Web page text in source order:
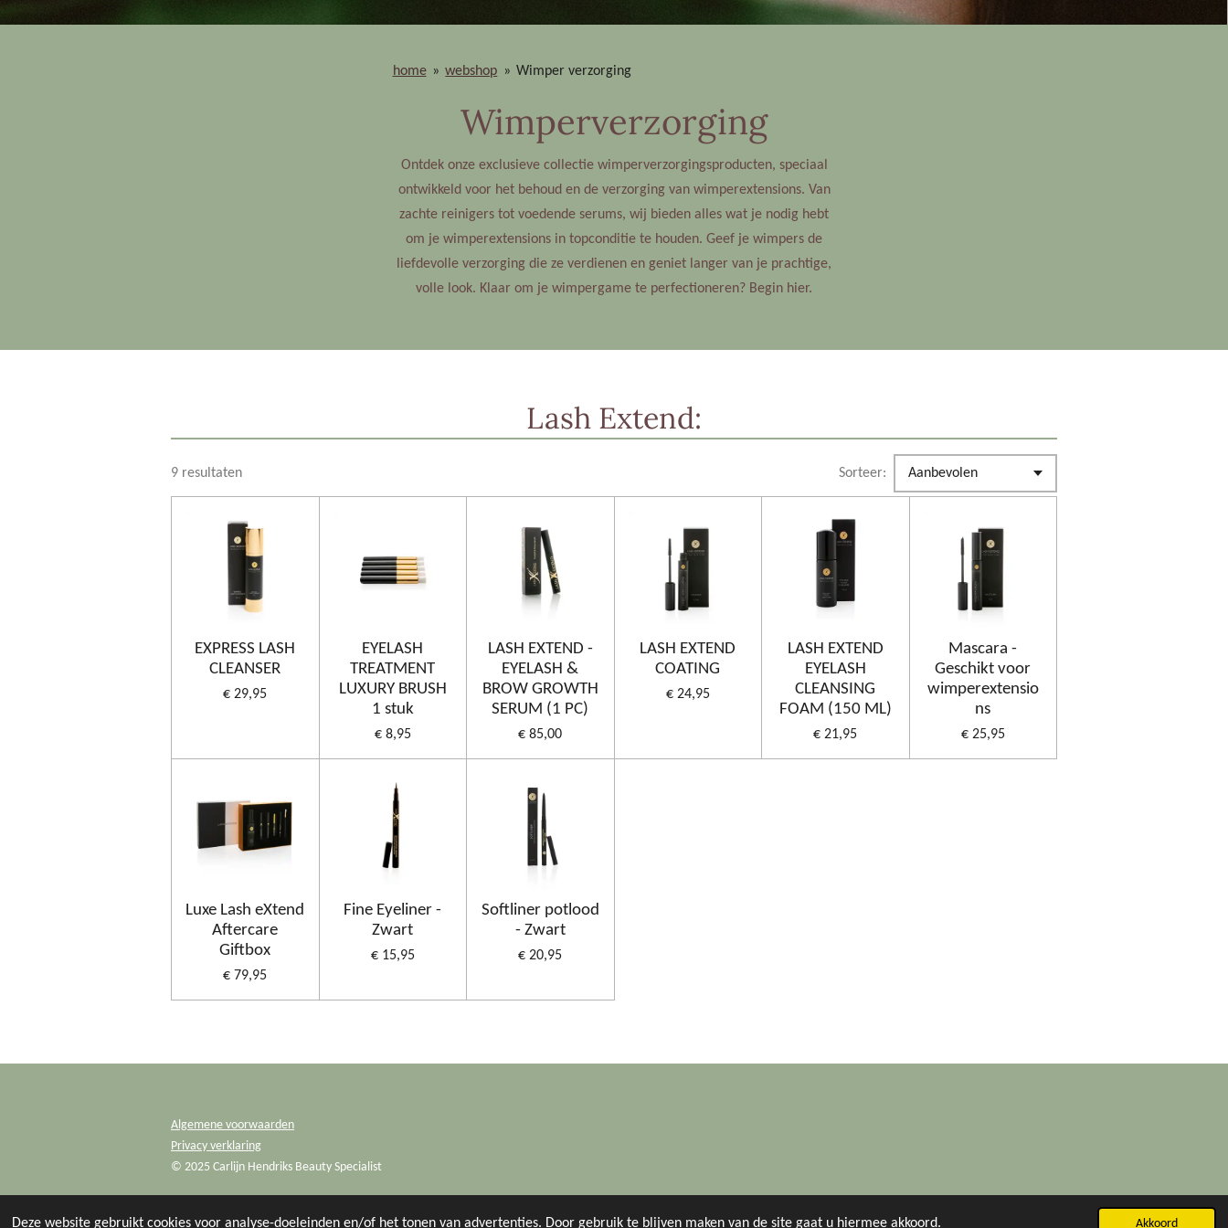
Deze website gebruikt cookies voor analyse-doeleinden en/of het tonen van advertenties. Door gebruik te blijven maken van de site gaat u hiermee akkoord. Akkoord
home » webshop » Wimper verzorging
Wimperverzorging
Ontdek onze exclusieve collectie wimperverzorgingsproducten, speciaal
ontwikkeld voor het behoud en de verzorging van wimperextensions. Van
zachte reinigers tot voedende serums, wij bieden alles wat je nodig hebt
om je wimperextensions in topconditie te houden. Geef je wimpers de
liefdevolle verzorging die ze verdienen en geniet langer van je prachtige,
volle look. Klaar om je wimpergame te perfectioneren? Begin hier.
Lash Extend:
9 resultaten Sorteer:
EXPRESS LASH
CLEANSER
€ 29,95
EYELASH
TREATMENT
LUXURY BRUSH
1 stuk
€ 8,95
LASH EXTEND -
EYELASH &
BROW GROWTH
SERUM (1 PC)
€ 85,00
LASH EXTEND
COATING
€ 24,95
LASH EXTEND
EYELASH
CLEANSING
FOAM (150 ML)
€ 21,95
Mascara -
Geschikt voor
wimperextensio
ns
€ 25,95
Luxe Lash eXtend
Aftercare
Giftbox
€ 79,95
Fine Eyeliner -
Zwart
€ 15,95
Softliner potlood
- Zwart
€ 20,95
Algemene voorwaarden
Privacy verklaring
© 2025 Carlijn Hendriks Beauty Specialist